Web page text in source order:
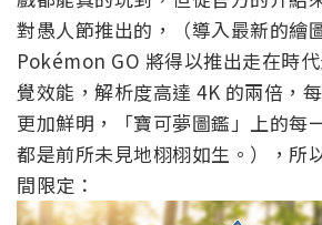
對愚人節推出的，（導入最新的繪
Pokémon GO 將得以推出走在時
覺效能，解析度高達 4K 的兩倍，
更加鮮明，「寶可夢圖鑑」上的每
都是前所未見地栩栩如生。），所
間限定：